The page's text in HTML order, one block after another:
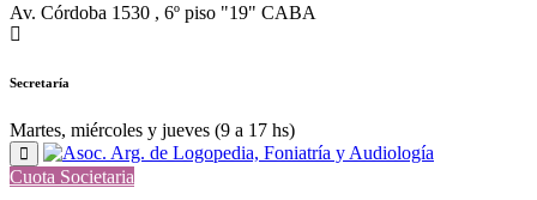
Av. Córdoba 1530 , 6º piso "19" CABA
Secretaría
Martes, miércoles y jueves (9 a 17 hs)
Cuota Societaria